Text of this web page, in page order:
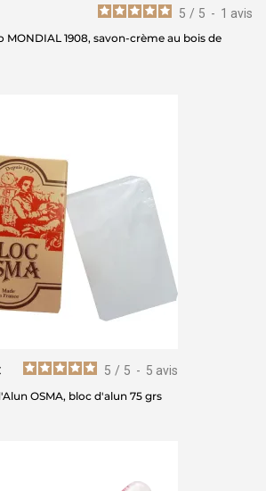
5 / 5 - 1 avis
MONDIAL 1908, savon-crème au bois de
5 / 5 - 5 avis
OSMA, bloc d'alun 75 grs